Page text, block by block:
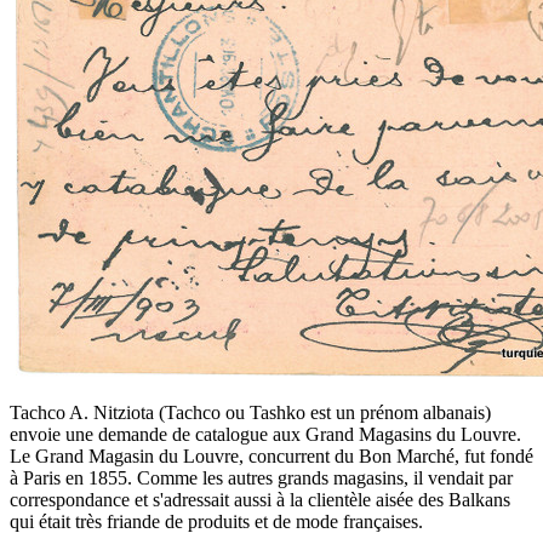
Tachco A. Nitziota (Tachco ou Tashko est un prénom albanais)
envoie une demande de catalogue aux Grand Magasins du Louvre.
Le Grand Magasin du Louvre, concurrent du Bon Marché, fut fondé
à Paris en 1855. Comme les autres grands magasins, il vendait par
correspondance et s'adressait aussi à la clientèle aisée des Balkans
qui était très friande de produits et de mode françaises.